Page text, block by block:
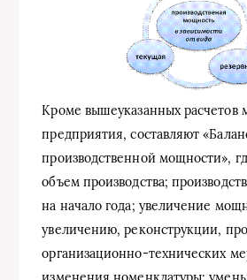
Кроме вышеуказанных расчетов
предприятия, составляют
производственной мощности»,
объем производства;
на начало года; увеличение
увеличению, реконструкции,
организационно-технических